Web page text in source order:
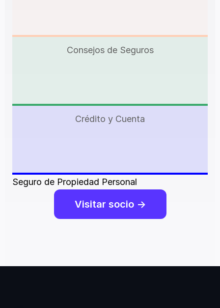
Consejos de Seguros
Crédito y Cuenta
Seguro de Propiedad Personal
Visitar socio ->